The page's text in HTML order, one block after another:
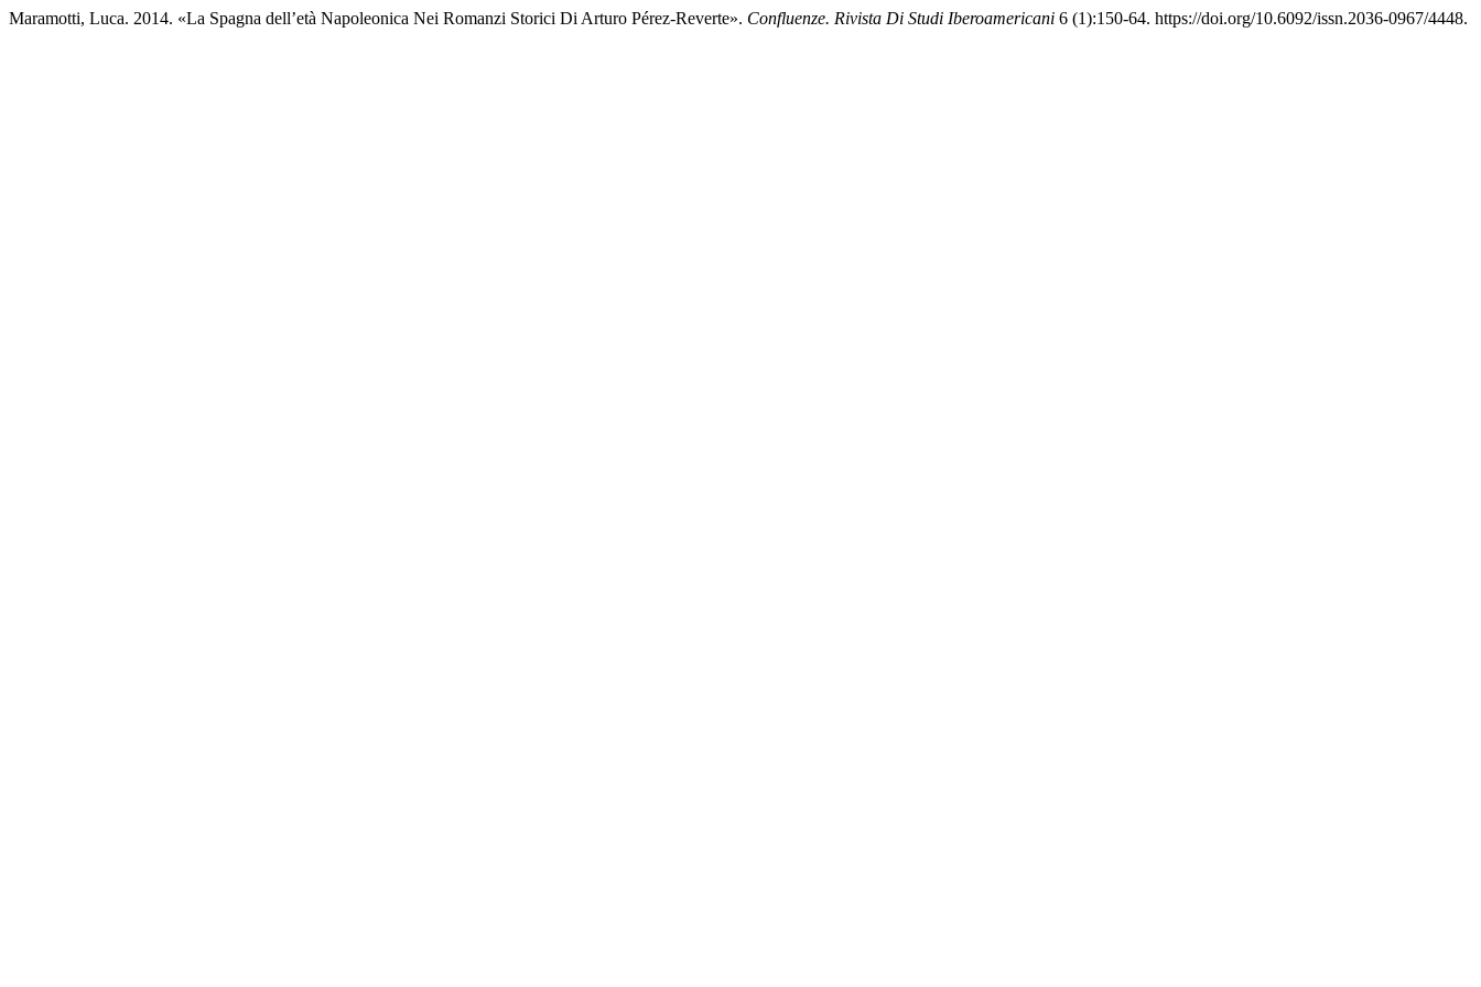
Maramotti, Luca. 2014. «La Spagna dell’età Napoleonica Nei Romanzi Storici Di Arturo Pérez-Reverte». Confluenze. Rivista Di Studi Iberoamericani 6 (1):150-64. https://doi.org/10.6092/issn.2036-0967/4448.